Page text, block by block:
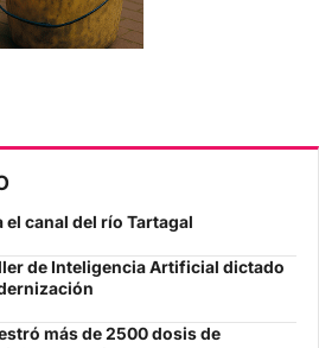
canal del río Tartagal
de Inteligencia Artificial dictado
más de 2500 dosis de